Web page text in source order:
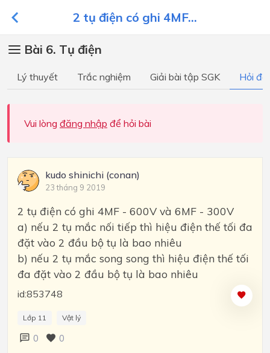
2 tụ điện có ghi 4MF...
Bài 6. Tụ điện
Lý thuyết Trắc nghiệm Giải bài tập SGK Hỏi
Vui lòng đăng nhập để hỏi bài
kudo shinichi (conan)
23 tháng 9 2019
2 tụ điện có ghi 4MF - 600V và 6MF - 300V
a) nếu 2 tụ mắc nối tiếp thì hiệu điện thế tối đa
đặt vào 2 đầu bộ tụ là bao nhiêu
b) nếu 2 tụ mắc song song thì hiệu điện thế tối
đa đặt vào 2 đầu bộ tụ là bao nhiêu
id:853748
Lớp 11 Vật lý
0 0